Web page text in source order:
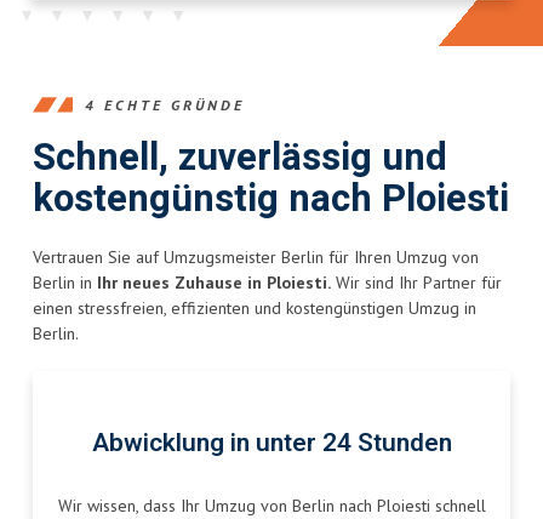
4 ECHTE GRÜNDE
Schnell, zuverlässig und
kostengünstig nach Ploiesti
Vertrauen Sie auf Umzugsmeister Berlin für Ihren Umzug von
Berlin in Ihr neues Zuhause in Ploiesti. Wir sind Ihr Partner für
einen stressfreien, effizienten und kostengünstigen Umzug in
Berlin.
Abwicklung in unter 24 Stunden
Wir wissen, dass Ihr Umzug von Berlin nach Ploiesti schnell